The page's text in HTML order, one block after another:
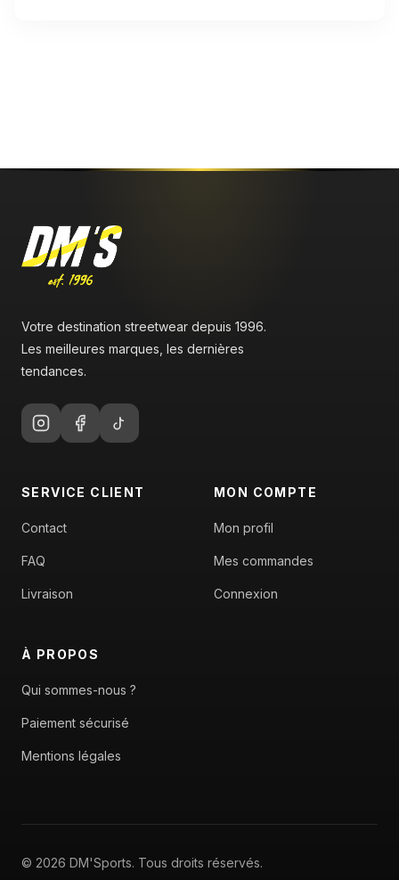
Votre destination streetwear depuis 1996.
Les meilleures marques, les dernières
tendances.
SERVICE CLIENT
Contact
FAQ
Livraison
MON COMPTE
Mon profil
Mes commandes
Connexion
À PROPOS
Qui sommes-nous ?
Paiement sécurisé
Mentions légales
© 2026 DM'Sports. Tous droits réservés.